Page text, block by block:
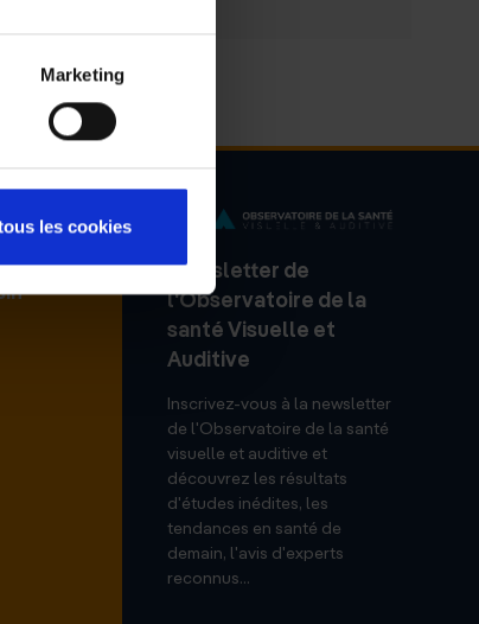
Marketing
les cookies
Newsletter de
l'Observatoire de la
santé Visuelle et
Auditive
Inscrivez-vous à la newsletter
de l'Observatoire de la santé
visuelle et auditive et
découvrez les résultats
d'études inédites, les
tendances en santé de
demain, l'avis d'experts
reconnus...